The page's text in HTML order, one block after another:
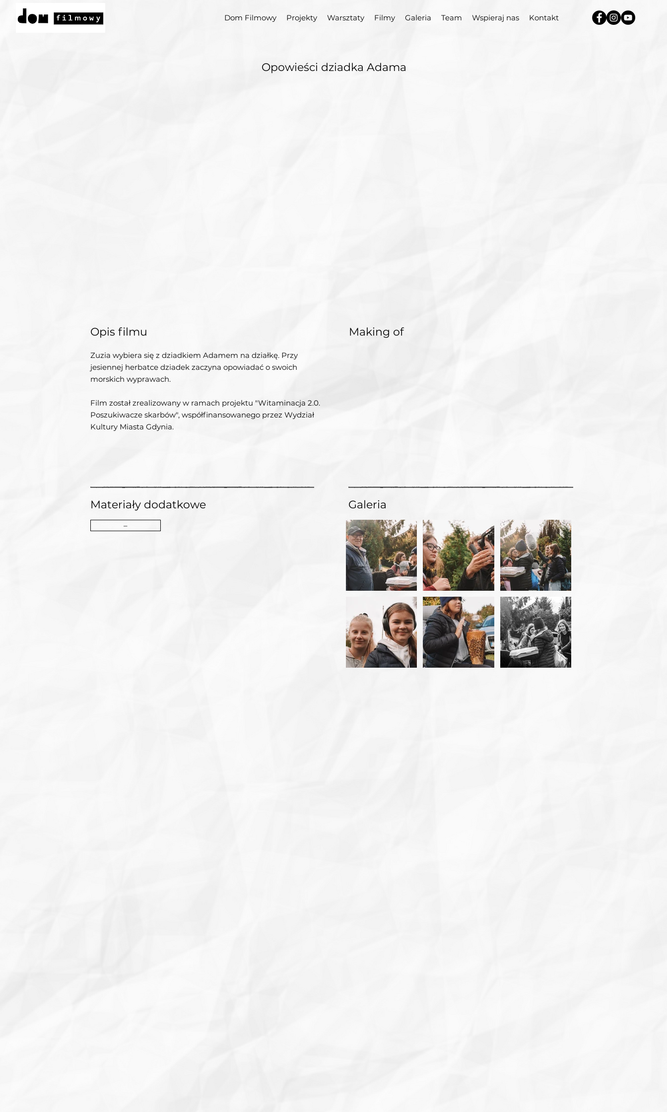
Dom Filmowy Projekty Warsztaty Filmy Galeria Team Wspieraj nas Kontakt
Opowieści dziadka Adama
Opis filmu Making of
Zuzia wybiera się z dziadkiem Adamem na działkę. Przy
jesiennej herbatce dziadek zaczyna opowiadać o swoich
morskich wyprawach.
Film został zrealizowany w ramach projektu "Witaminacja 2.0.
Poszukiwacze skarbów", współfinansowanego przez Wydział
Kultury Miasta Gdynia.
Materiały dodatkowe
–
Galeria